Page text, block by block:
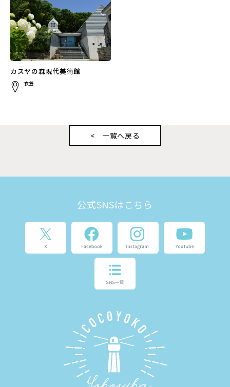
カスヤの森現代美術館
衣笠
一覧へ戻る
公式SNSはこちら